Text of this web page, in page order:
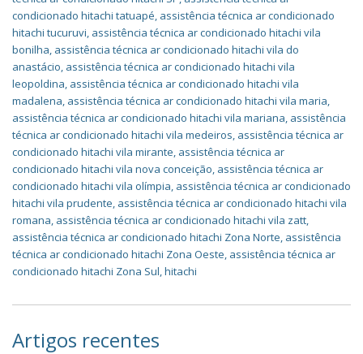
condicionado hitachi tatuapé, assistência técnica ar condicionado
hitachi tucuruvi, assistência técnica ar condicionado hitachi vila
bonilha, assistência técnica ar condicionado hitachi vila do
anastácio, assistência técnica ar condicionado hitachi vila
leopoldina, assistência técnica ar condicionado hitachi vila
madalena, assistência técnica ar condicionado hitachi vila maria,
assistência técnica ar condicionado hitachi vila mariana, assistência
técnica ar condicionado hitachi vila medeiros, assistência técnica ar
condicionado hitachi vila mirante, assistência técnica ar
condicionado hitachi vila nova conceição, assistência técnica ar
condicionado hitachi vila olímpia, assistência técnica ar condicionado
hitachi vila prudente, assistência técnica ar condicionado hitachi vila
romana, assistência técnica ar condicionado hitachi vila zatt,
assistência técnica ar condicionado hitachi Zona Norte, assistência
técnica ar condicionado hitachi Zona Oeste, assistência técnica ar
condicionado hitachi Zona Sul,hitachi
Artigos recentes